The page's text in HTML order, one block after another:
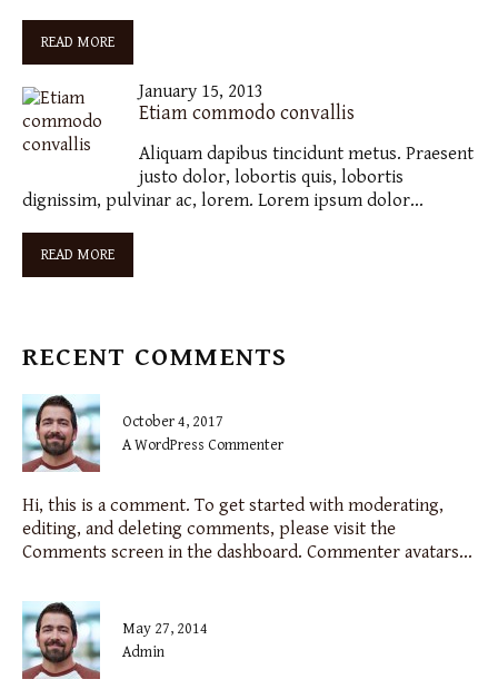
READ MORE
January 15, 2013
Etiam commodo convallis
Aliquam dapibus tincidunt metus. Praesent
justo dolor, lobortis quis, lobortis
dignissim, pulvinar ac, lorem. Lorem ipsum dolor…
READ MORE
RECENT COMMENTS
October 4, 2017
A WordPress Commenter
Hi, this is a comment. To get started with moderating,
editing, and deleting comments, please visit the
Comments screen in the dashboard. Commenter avatars...
May 27, 2014
admin